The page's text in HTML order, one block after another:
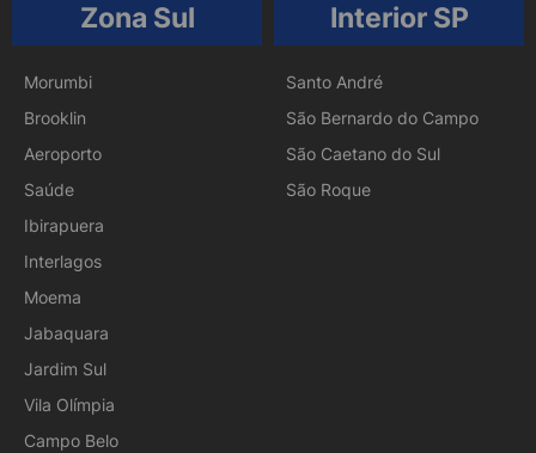
Zona Sul
Morumbi
Brooklin
Aeroporto
Saúde
Ibirapuera
Interlagos
Moema
Jabaquara
Jardim Sul
Vila Olímpia
Campo Belo
Interior SP
Santo André
São Bernardo do Campo
São Caetano do Sul
São Roque